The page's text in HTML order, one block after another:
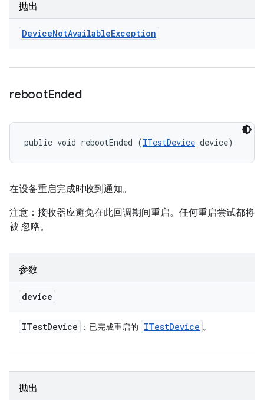
抛出
DeviceNotAvailableException
rebootEnded
public void rebootEnded (ITestDevice device)
在设备重启完成时收到通知。
注意：接收器应避免在此回调期间重启。任何重启尝试都将
被 忽略。
参数
device
ITestDevice ：已完成重启的 ITestDevice 。
抛出